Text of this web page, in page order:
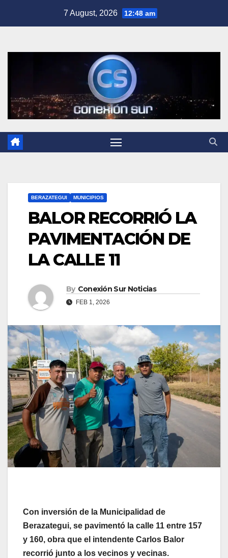
7 August, 2026 12:48 am
BERAZATEGUI MUNICIPIOS
BALOR RECORRIÓ LA
PAVIMENTACIÓN DE
LA CALLE 11
By Conexión Sur Noticias
FEB 1, 2026
Con inversión de la Municipalidad de
Berazategui, se pavimentó la calle 11 entre 157
y 160, obra que el intendente Carlos Balor
recorrió junto a los vecinos y vecinas.